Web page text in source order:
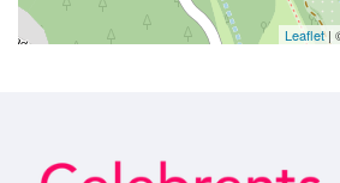
Leaflet|